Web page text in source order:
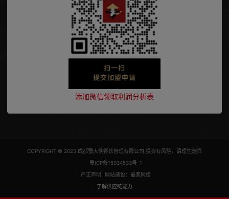
添加微信领取利润分析表
COPYRIGHT © 2023 成都蜀大侠餐饮管理有限公司 投资有风险，请理性选择
蜀ICP备15034533号-1
严正声明
网站建设：蜀美网络
了解供应链能力